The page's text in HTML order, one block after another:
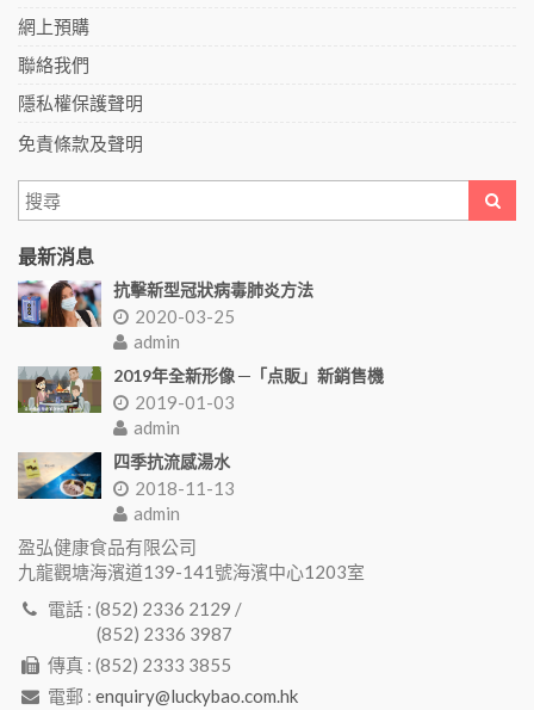
網上預購
聯絡我們
隱私權保護聲明
免責條款及聲明
最新消息
抗擊新型冠狀病毒肺炎方法
2020-03-25
admin
2019年全新形像 ─「点販」新銷售機
2019-01-03
admin
四季抗流感湯水
2018-11-13
admin
盈弘健康食品有限公司
九龍觀塘海濱道139-141號海濱中心1203室
電話 : (852) 2336 2129 /
(852) 2336 3987
傳真 : (852) 2333 3855
電郵 : enquiry@luckybao.com.hk